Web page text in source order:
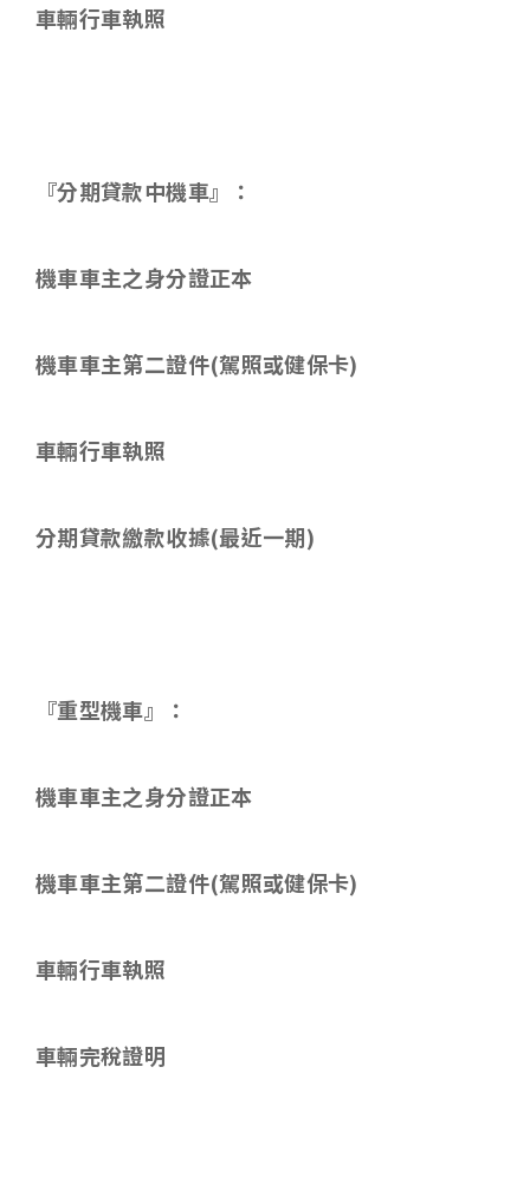
車輛行車執照
『分期貸款中機車』：
機車車主之身分證正本
機車車主第二證件(駕照或健保卡)
車輛行車執照
分期貸款繳款收據(最近一期)
『重型機車』：
機車車主之身分證正本
機車車主第二證件(駕照或健保卡)
車輛行車執照
車輛完稅證明